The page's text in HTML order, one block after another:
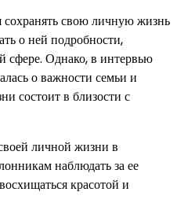
свою личную жизнь
о ней подробности,
сфере. Однако, в интервью
о важности семьи и
состоит в близости с
личной жизни в
наблюдать за ее
красотой и